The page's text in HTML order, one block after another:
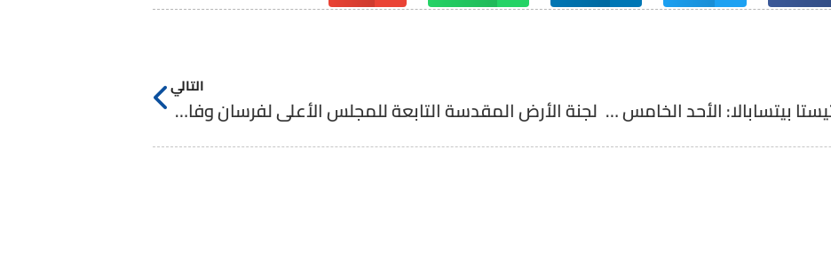
تأمل غبطة الكاردينال بييرباتيستا بيتسابالا: الأحد الخامس من الزمن الأربعيني ب
التالي
لجنة الأرض المقدسة التابعة للمجلس الأعلى لفرسان وفارسات القبر المقدس في زيارة للمعهد الإكليريكي